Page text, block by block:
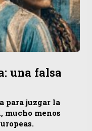
una falsa
para juzgar la
mucho menos